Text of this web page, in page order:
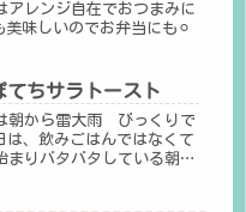
アレンジ自在でおつまみに
美味しいのでお弁当にも⚪︎
てちサラトースト
朝から雷大雨 びっくりで
は、飲みごはんではなくて
まりバタバタしている朝に